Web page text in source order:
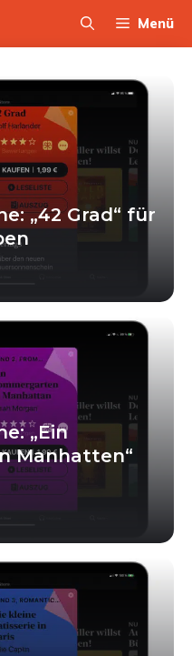
Menü
„42 Grad“ für
„Ein
Manhatten“